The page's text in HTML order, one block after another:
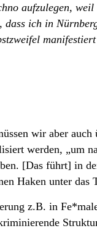
aufzulegen,
dass ich in
wir aber
werden, „um
[Das führt] in
Haken unter
z.B. in